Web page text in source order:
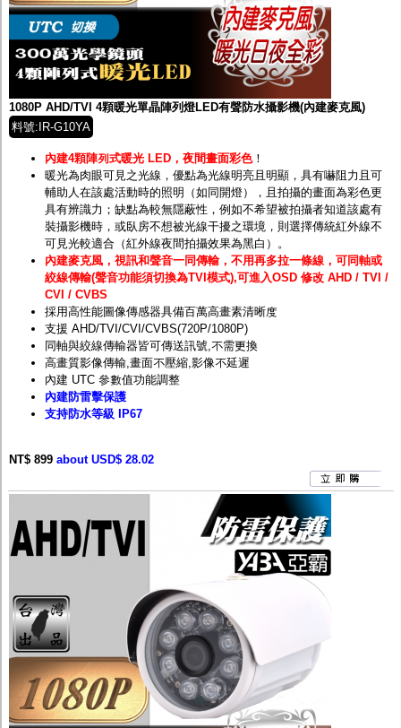
1080P AHD/TVI 4顆暖光單晶陣列燈LED有聲防水攝影機(內建麥克風)
料號:IR-G10YA
內建4顆陣列式暖光 LED，夜間畫面彩色！
暖光為肉眼可見之光線， 優點為光線明亮且明顯，具有嚇阻力且可
輔助人在該處活動時的照明（如同開燈），且拍攝的畫面為彩色更
具有辨識力；缺點為較無隱蔽性，例如不希望被拍攝者知道該處有
裝攝影機時，或臥房不想被光線干擾之環境，則選擇傳統紅外線不
可見光較適合（紅外線夜間拍攝效果為黑白）。
內建麥克風，視訊和聲音一同傳輸，不用再多拉一條線，可同軸或
絞線傳輸(聲音功能須切換為TVI模式),可進入OSD 修改 AHD / TVI /
CVI / CVBS
採用高性能圖像傳感器具備百萬高畫素清晰度
支援 AHD/TVI/CVI/CVBS(720P/1080P)
同軸與絞線傳輸器皆可傳送訊號,不需更換
高畫質影像傳輸,畫面不壓縮,影像不延遲
內建 UTC 參數值功能調整
內建防雷擊保護
支持防水等級 IP67
NT$ 899 about USD$ 28.02